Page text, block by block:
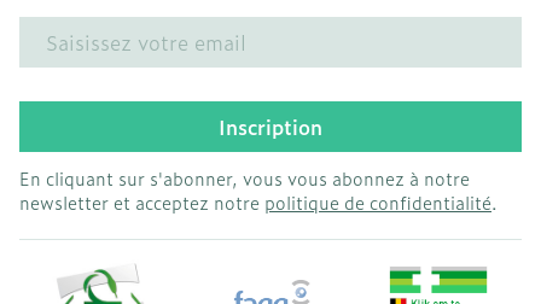
Adresse mail
Inscription
En cliquant sur s'abonner, vous vous abonnez à notre
newsletter et acceptez notre politique de confidentialité.